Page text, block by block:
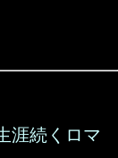
涯続くロマ